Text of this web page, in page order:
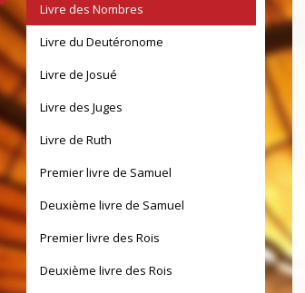
Livre des Nombres
Livre du Deutéronome
Livre de Josué
Livre des Juges
Livre de Ruth
Premier livre de Samuel
Deuxième livre de Samuel
Premier livre des Rois
Deuxième livre des Rois